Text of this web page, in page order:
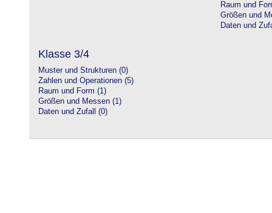
Raum und
Größen und
Daten und
Klasse 3/4
Muster und Strukturen (0)
Zahlen und Operationen (5)
Raum und Form (1)
Größen und Messen (1)
Daten und Zufall (0)